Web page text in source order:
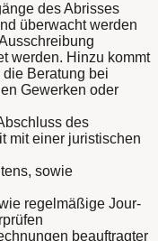
des Abrisses
überwacht werden
werden. Hinzu kommt
Beratung bei
Gewerken oder
des
mit einer juristischen
sowie
regelmäßige Jour-
beauftragter